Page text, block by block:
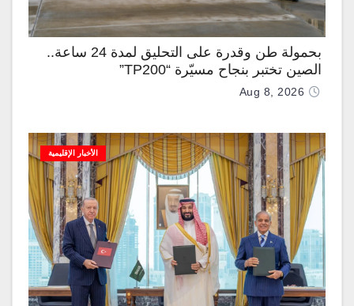
بحمولة طن وقدرة على التحليق لمدة 24 ساعة..
الصين تختبر بنجاح مسيّرة “TP200”
Aug 8, 2026
الأخبار الإقليمية